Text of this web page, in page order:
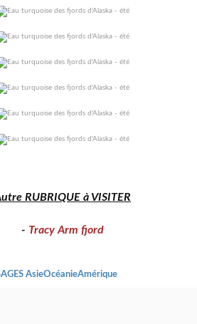
RUBRIQUE à VISITER
- Tracy Arm fjord
AsieOcéanieAmérique